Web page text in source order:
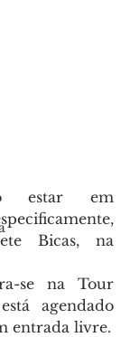
estar em
Bicas, na
se na Tour
agendado
entrada livre.